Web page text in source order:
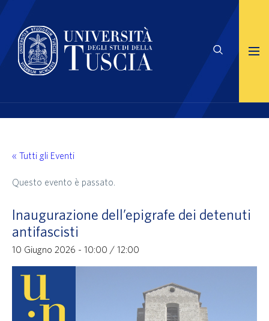
« Tutti gli Eventi
Questo evento è passato.
Inaugurazione dell’epigrafe dei detenuti
antifascisti
10 Giugno 2026 - 10:00 / 12:00